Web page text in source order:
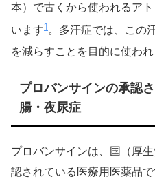
本）で古くから使われるア
います1。多汗症では、この
を減らすことを目的に使われ
プロバンサインの承認
腸・夜尿症
プロバンサインは、国（厚
認されている医療用医薬品